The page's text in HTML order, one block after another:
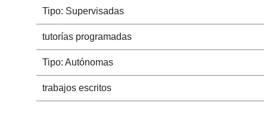
Tipo: Supervisadas
tutorías programadas
Tipo: Autónomas
trabajos escritos